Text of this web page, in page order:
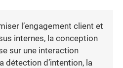
l’engagement client et
internes, la conception
sur une interaction
détection d’intention, la